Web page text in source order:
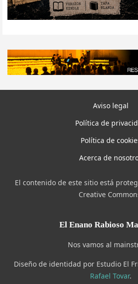
Aviso legal
Política de
Política de
Acerca de
El contenido de este sitio está
Creative
El Enano Rabioso
Nos vamos al
Diseño de identidad por Estudio El
Rafael Tovar.